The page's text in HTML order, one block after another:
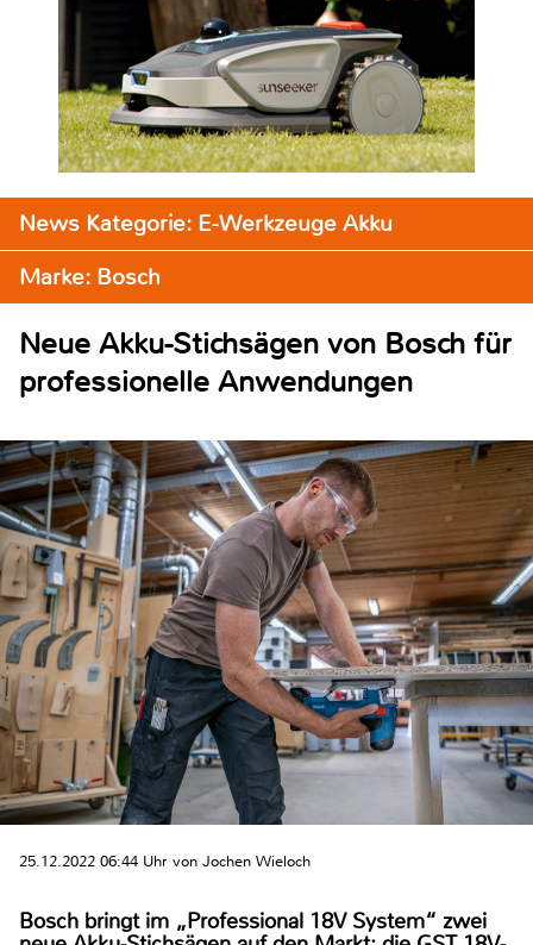
News Kategorie: E-Werkzeuge Akku
Marke: Bosch
Neue Akku-Stichsägen von Bosch für
professionelle Anwendungen
25.12.2022 06:44 Uhr von Jochen Wieloch
Bosch bringt im „Professional 18V System“ zwei